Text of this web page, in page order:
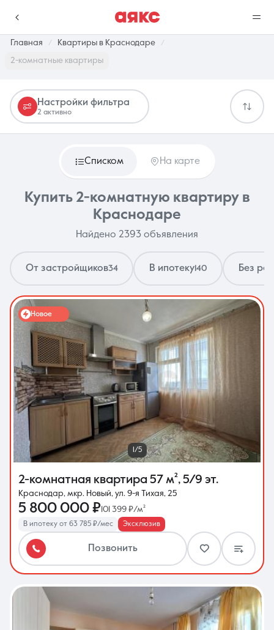
Избранное
0 объявлений 0 объявлений
Недвижимость Услуги
О компании Контакты
8 (861) 297-00-00
Ежедневно с 08:30 до 20:00
Главная Квартиры в Краснодаре
2-комнатные квартиры
Настройки фильтра
2 активно
Списком На карте
Купить 2-комнатную квартиру в
Краснодаре
Найдено 2393 объявления
От застройщиков34 В ипотеку140 Без
1/5
2-комнатная квартира 57 м², 5/9 эт.
Краснодар, мкр. Новый, ул. 9-я Тихая, 25
5 800 000 ₽101 399 ₽/м²
В ипотеку от 63 785 ₽/мес Эксклюзив
Позвонить
Новое